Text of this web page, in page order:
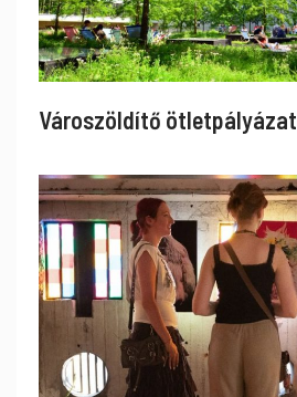
Városzöldítő ötletpályázat